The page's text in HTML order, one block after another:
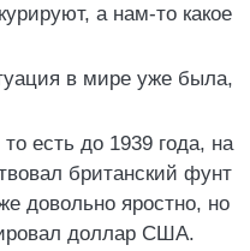
а нам-то какое
в мире уже была,
есть до 1939 года, на
британский фунт
довольно яростно, но
доллар США.